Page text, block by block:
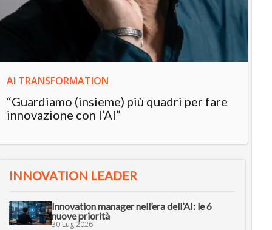
AI TRANSFORMATION
“Guardiamo (insieme) più quadri per fare
innovazione con l’AI”
INNOVATION LEADER
Innovation manager nell’era dell’AI: le 6
nuove priorità
30 Lug 2026